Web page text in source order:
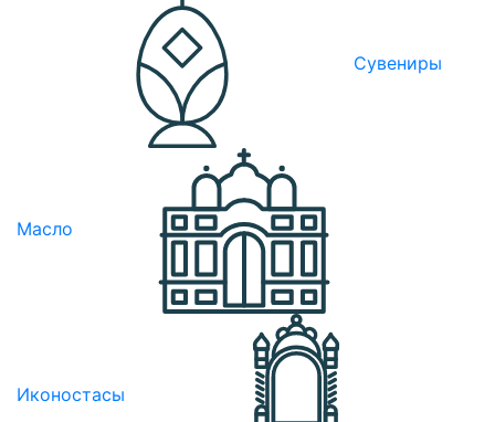
Сувениры
Масло
Иконостасы